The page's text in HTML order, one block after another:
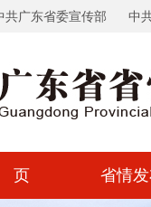
共广东省委宣传部 中
省情